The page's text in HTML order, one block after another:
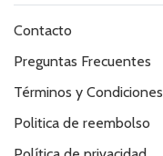
Contacto
Preguntas Frecuentes
Términos y Condiciones
Politica de reembolso